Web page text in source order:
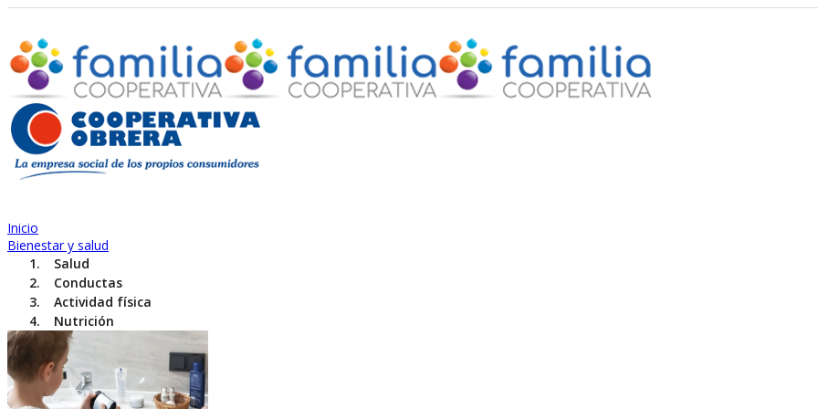
Inicio
Bienestar y salud
Salud
Conductas
Actividad física
Nutrición